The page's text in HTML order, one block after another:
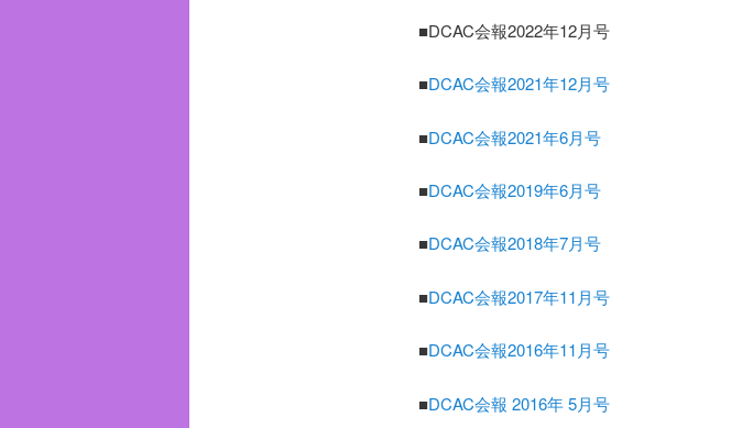
■DCAC会報2022年12月号
■DCAC会報2021年12月号
■DCAC会報2021年6月号
■DCAC会報2019年6月号
■DCAC会報2018年7月号
■DCAC会報2017年11月号
■DCAC会報2016年11月号
■DCAC会報 2016年 5月号